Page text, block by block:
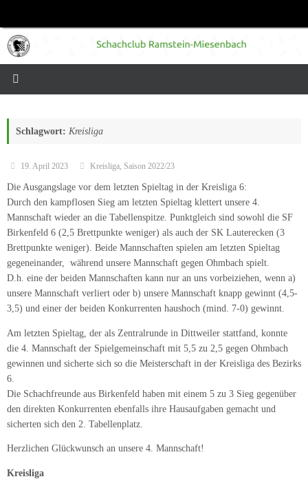
springen
Schlagwort: Kreisliga
19. April 2023 Kreisliga, Saison 2022/23
Die Ausgangslage vor dem letzten Spieltag in der Kreisliga 6:
Durch den kampflosen Sieg am letzten Spieltag klettert unsere 4.
Mannschaft wieder an die Tabellenspitze. Punktgleich sind sowohl die SF
Birkenfeld 6 (2,5 Brettpunkte weniger) als auch der SK Lauterecken (3
Brettpunkte weniger). Beide Mannschaften spielen am letzten Spieltag
gegeneinander, während unsere Mannschaft gegen Ohmbach spielt.
D.h. eine der beiden Mannschaften kann nur an uns vorbeiziehen, wenn a)
unsere Mannschaft verliert oder b) unsere Mannschaft knapp gewinnt (4,5-
3,5) und einer der beiden Konkurrenten haushoch (mind. 7-0) gewinnt.
Am letzten Spieltag, der als Zentralrunde in Dittweiler stattfand, konnte
die 4. Mannschaft der Spielgemeinschaft mit 5,5 zu 2,5 gegen Ohmbach
gewinnen und sicherte sich so die Meisterschaft in der Kreisliga des Bezirks
6.
Die Schachfreunde aus Birkenfeld haben mit einem 5 zu 3 Sieg gegenüber
den direkten Konkurrenten ebenfalls ihre Hausaufgaben gemacht und
sicherten sich den 2. Tabellenplatz.
Herzlichen Glückwunsch an unsere 4. Mannschaft!
Kreisliga